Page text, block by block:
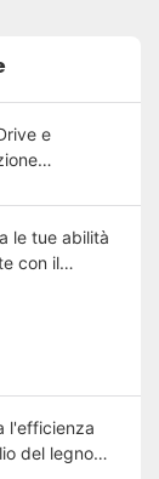
e
le tue abilità
con il
l'efficienza
del legno